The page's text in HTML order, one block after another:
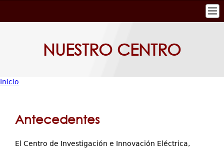
Nuestro Centro
Personal
Eventos
NUESTRO CENTRO
Inicio
Antecedentes
El Centro de Investigación e Innovación Eléctrica,